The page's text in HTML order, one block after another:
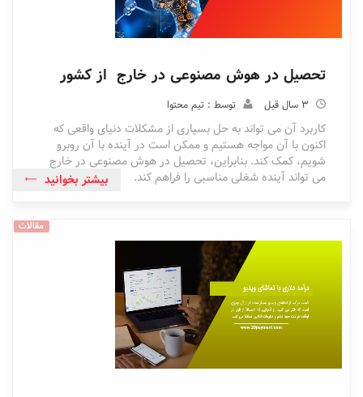
تحصیل در هوش مصنوعی در خارج از کشور
3 سال قبل توسط : تیم محتوا
کاربرد آن می تواند به حل بسیاری از مشکلات دنیای واقعی که
اکنون با آن مواجه هستیم و ممکن است در آینده با آن روبرو
شویم، کمک کند. بنابراین، تحصیل در هوش مصنوعی در خارج
می تواند آینده شغلی مناسبی را فراهم کند.
بیشتر بخوانید
مقالات